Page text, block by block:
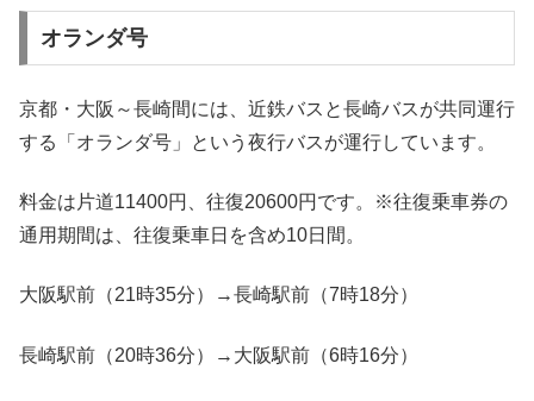
オランダ号
京都・大阪～長崎間には、近鉄バスと長崎バスが共同運行
する「オランダ号」という夜行バスが運行しています。
料金は片道11400円、往復20600円です。※往復乗車券の
通用期間は、往復乗車日を含め10日間。
大阪駅前（21時35分）→長崎駅前（7時18分）
長崎駅前（20時36分）→大阪駅前（6時16分）